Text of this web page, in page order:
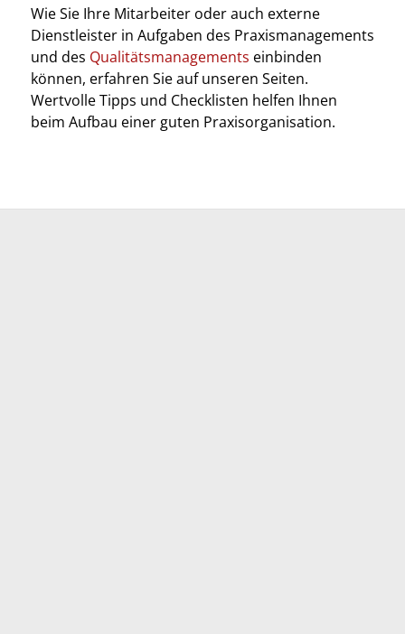
Wie Sie Ihre Mitarbeiter oder auch externe
Dienstleister in Aufgaben des Praxismanagements
und des Qualitätsmanagements einbinden
können, erfahren Sie auf unseren Seiten.
Wertvolle Tipps und Checklisten helfen Ihnen
beim Aufbau einer guten Praxisorganisation.